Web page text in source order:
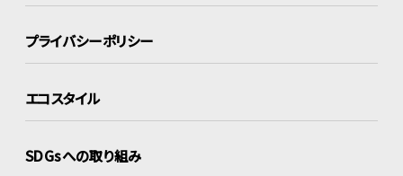
プライバシーポリシー
エコスタイル
SDGsへの取り組み